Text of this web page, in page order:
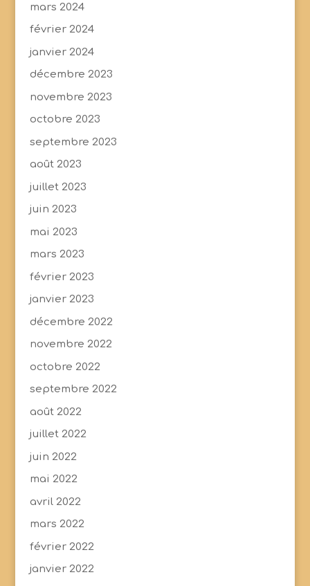
mars 2024
février 2024
janvier 2024
décembre 2023
novembre 2023
octobre 2023
septembre 2023
août 2023
juillet 2023
juin 2023
mai 2023
mars 2023
février 2023
janvier 2023
décembre 2022
novembre 2022
octobre 2022
septembre 2022
août 2022
juillet 2022
juin 2022
mai 2022
avril 2022
mars 2022
février 2022
janvier 2022